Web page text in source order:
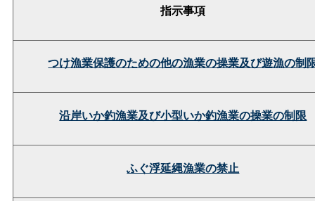
指示事項
つけ漁業保護のための他の漁業の操業及び遊漁の制
沿岸いか釣漁業及び小型いか釣漁業の操業の制限
ふぐ浮延縄漁業の禁止